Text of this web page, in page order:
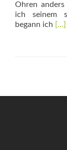
Ohren
ich seinem
begann ich Read
[…]